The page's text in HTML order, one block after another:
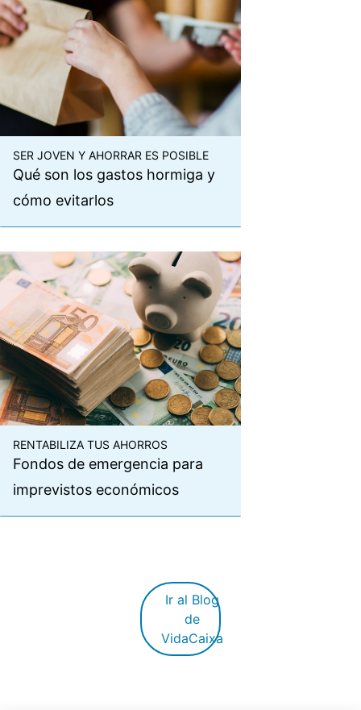
SER JOVEN Y AHORRAR ES POSIBLE
Qué son los gastos hormiga y
cómo evitarlos
RENTABILIZA TUS AHORROS
Fondos de emergencia para
imprevistos económicos
Ir al Blog
de
VidaCaixa